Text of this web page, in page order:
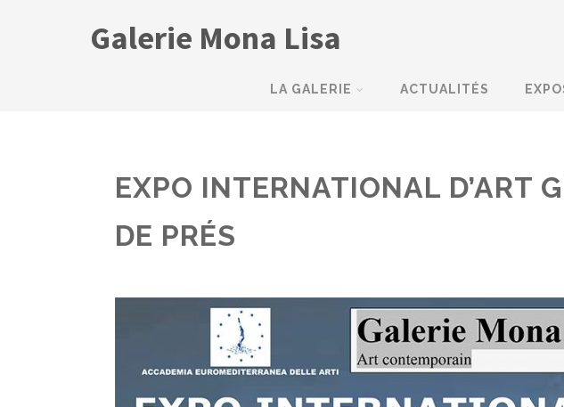
Galerie Mona Lisa
LA GALERIE ACTUALITÉS
EXPO INTERNATIONAL D’ART
DE PRÉS